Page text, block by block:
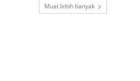
Muat lebih banyak